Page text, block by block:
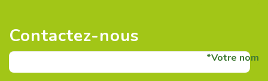
Contactez-nous
Votre nom